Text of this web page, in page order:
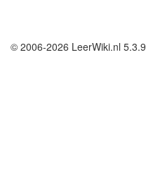
© 2006-2026 LeerWiki.nl 5.3.9